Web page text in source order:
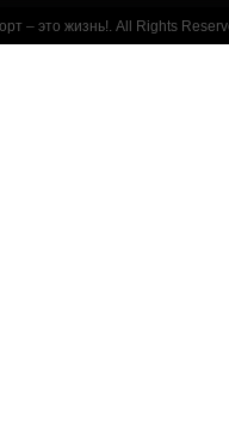
– это жизнь!. All Rights